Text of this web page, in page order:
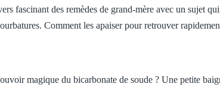
fascinant des remèdes de grand-mère avec un sujet
Comment les apaiser pour retrouver
magique du bicarbonate de soude ? Une petite